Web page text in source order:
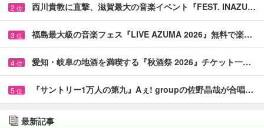
2 位 西川貴教に直撃、滋賀最大の音楽イベント『FEST. INAZU…
3 位 福島最大級の音楽フェス『LIVE AZUMA 2026』無料で楽…
4 位 愛知・岐阜の地酒を満喫する『秋酒祭 2026』チケット一…
5 位 『サントリー1万人の第九』Aぇ! groupの佐野晶哉が合唱…
最新記事